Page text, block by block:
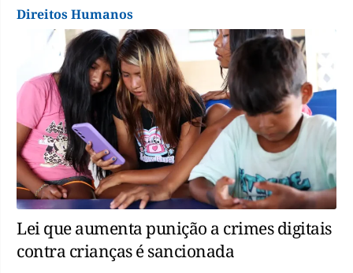
Direitos Humanos
Lei que aumenta punição a crimes digitais
contra crianças é sancionada